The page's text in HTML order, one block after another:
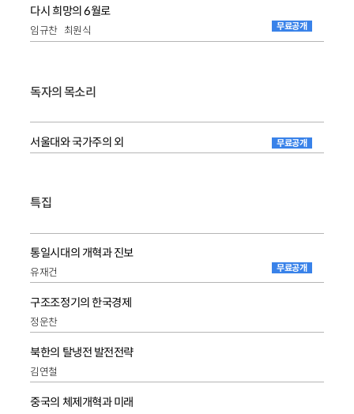
다시 희망의 6월로
임규찬 최원식 무료공개
독자의 목소리
서울대와 국가주의 외 무료공개
특집
통일시대의 개혁과 진보
유재건 무료공개
구조조정기의 한국경제
정운찬
북한의 탈냉전 발전전략
김연철
중국의 체제개혁과 미래